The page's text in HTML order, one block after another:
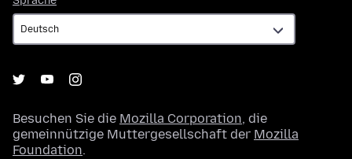
Besuchen Sie die Mozilla Corporation, die
gemeinnützige Muttergesellschaft der Mozilla
Foundation.